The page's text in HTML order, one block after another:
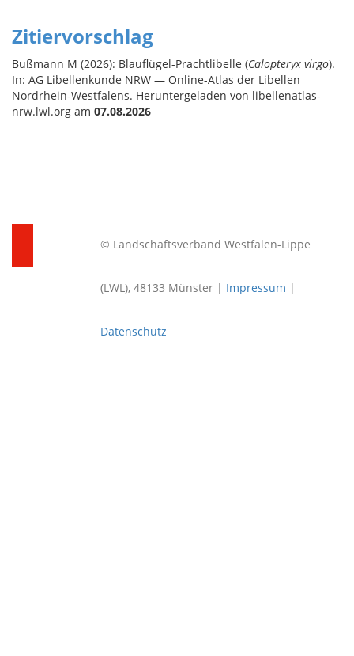
Zitiervorschlag
Bußmann M (2026): Blauflügel-Prachtlibelle (Calopteryx virgo).
In: AG Libellenkunde NRW — Online-Atlas der Libellen
Nordrhein-Westfalens. Heruntergeladen von libellenatlas-
nrw.lwl.org am 07.08.2026
© Landschaftsverband Westfalen-Lippe
(LWL), 48133 Münster | Impressum |
Datenschutz